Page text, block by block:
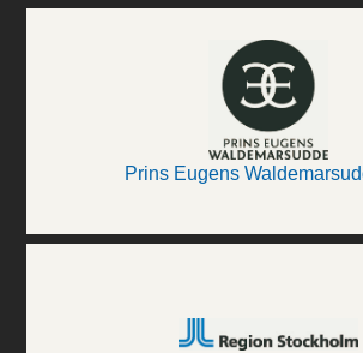
Prins Eugens